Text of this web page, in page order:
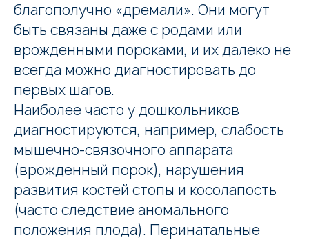
благополучно «дремали». Они могут
быть связаны даже с родами или
врожденными пороками, и их далеко не
всегда можно диагностировать до
первых шагов.
Наиболее часто у дошкольников
диагностируются, например, слабость
мышечно-связочного аппарата
(врожденный порок), нарушения
развития костей стопы и косолапость
(часто следствие аномального
положения плода). Перинатальные